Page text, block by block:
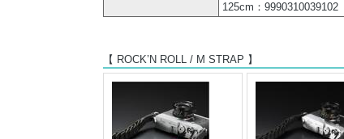
125cm：9990310039102
【 ROCK’N ROLL / M STRAP 】